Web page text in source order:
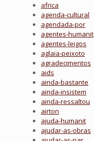
africa
agenda-cultural
agendada-por
agentes-humanit
agentes-leigos
aglaia-peixoto
agradecimentos
aids
ainda-bastante
ainda-insistem
ainda-ressaltou
airton
ajuda-humanit
ajudar-as-obras